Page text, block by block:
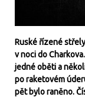
Ruské řízené
v noci do
jedné oběti a
po raketovém
pět bylo raněno.